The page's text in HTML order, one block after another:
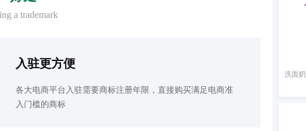
a trademark
入驻更方便
各大电商平台入驻需要商标注册年限，直接购买满足电商准
入门槛的商标